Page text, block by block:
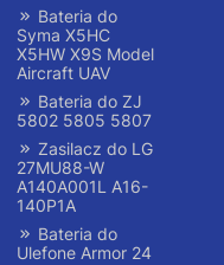
Bateria do
Syma X5HC
X5HW X9S Model
Aircraft UAV
Bateria do ZJ
5802 5805 5807
Zasilacz do LG
27MU88-W
A140A001L A16-
140P1A
Bateria do
Ulefone Armor 24